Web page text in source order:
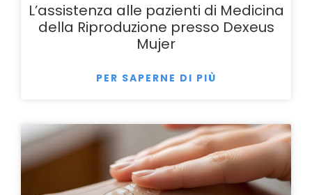
L’assistenza alle pazienti di Medicina
della Riproduzione presso Dexeus
Mujer
PER SAPERNE DI PIÙ